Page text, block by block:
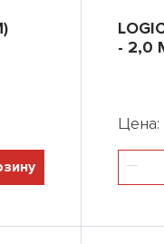
- 2,0
Цена: